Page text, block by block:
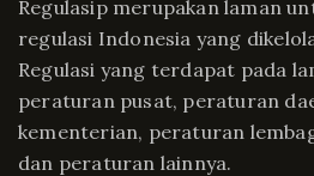
Regulasip merupakan laman
regulasi Indonesia yang
Regulasi yang terdapat pada
peraturan pusat, peraturan
kementerian, peraturan
dan peraturan lainnya.